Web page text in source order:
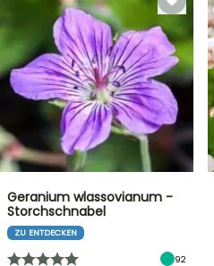
Geranium wlassovianum -
Storchschnabel
ZU ENTDECKEN
92